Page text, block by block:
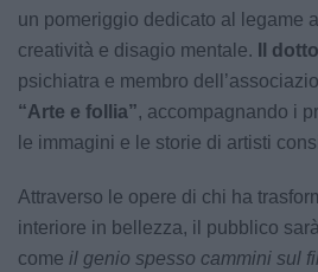
un pomeriggio dedicato al legame
creatività e disagio mentale.
Il
psichiatra e membro
“Arte e follia”, accompagnando i
le immagini e le storie di artisti
Attraverso le opere di chi ha
interiore in bellezza, il pubblico
come il genio spesso cammini sul